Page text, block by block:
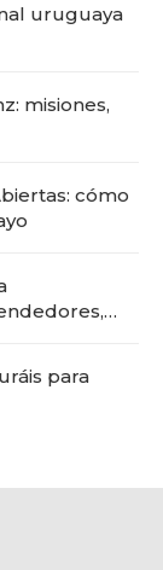
uruguaya
misiones,
cómo
para